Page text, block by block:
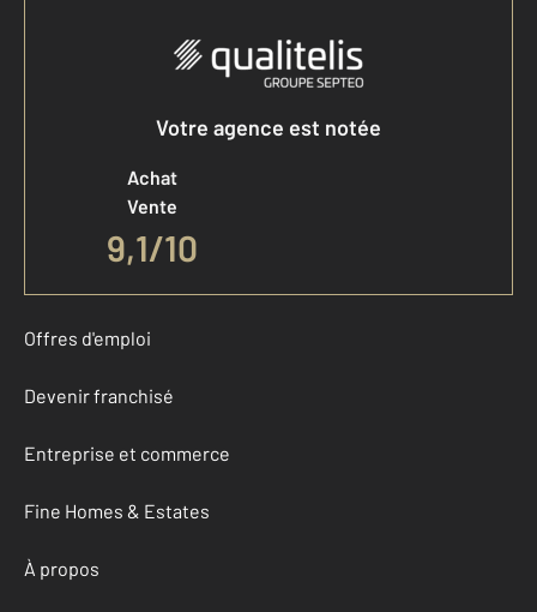
Votre agence est notée
Achat
Vente
9,1/10
Offres d'emploi
Devenir franchisé
Entreprise et commerce
Fine Homes & Estates
À propos